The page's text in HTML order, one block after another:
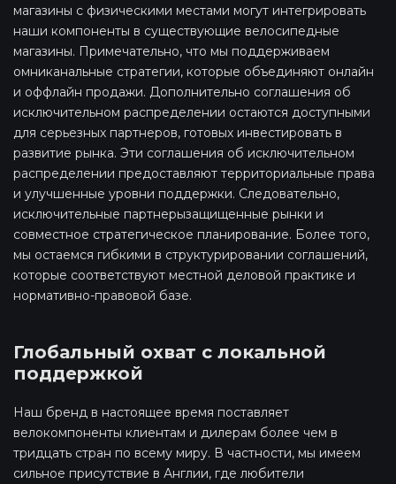
магазины с физическими местами могут интегрировать
наши компоненты в существующие велосипедные
магазины. Примечательно, что мы поддерживаем
омниканальные стратегии, которые объединяют онлайн
и оффлайн продажи. Дополнительно соглашения об
исключительном распределении остаются доступными
для серьезных партнеров, готовых инвестировать в
развитие рынка. Эти соглашения об исключительном
распределении предоставляют территориальные права
и улучшенные уровни поддержки. Следовательно,
исключительные партнерызащищенные рынки и
совместное стратегическое планирование. Более того,
мы остаемся гибкими в структурировании соглашений,
которые соответствуют местной деловой практике и
нормативно-правовой базе.
Глобальный охват с локальной
поддержкой
Наш бренд в настоящее время поставляет
велокомпоненты клиентам и дилерам более чем в
тридцать стран по всему миру. В частности, мы имеем
сильное присутствие в Англии, где любители